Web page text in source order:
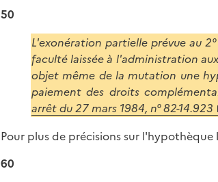
50
L'exonération partielle prévue au
faculté laissée à l'administration
objet même de la mutation une
paiement des droits
arrêt du 27 mars 1984, n° 82-14.923
Pour plus de précisions sur
60